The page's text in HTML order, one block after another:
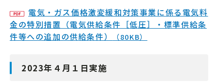
電気・ガス価格激変緩和対策事業に係る電気料
金の特別措置（電気供給条件［低圧］・標準供給条
件等への追加の供給条件）
（80KB）
2023年４月１日実施